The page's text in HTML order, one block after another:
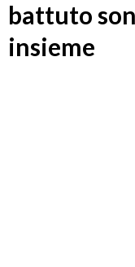
battuto
insieme